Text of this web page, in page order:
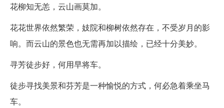
花柳知无恙，云山画莫加。
花花世界依然繁荣，妓院和柳树依然存在，不受岁月的影
响。而云山的景色也无需再加以描绘，已经十分美妙。
寻芳徒步好，何用早将车。
徒步寻找美景和芬芳是一种愉悦的方式，何必急着乘坐马
车。